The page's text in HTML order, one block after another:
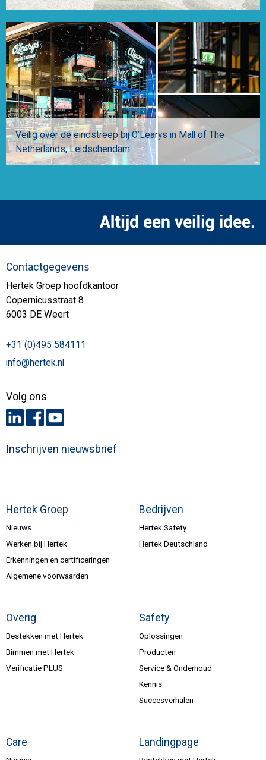
Veilig over de eindstreep bij O’Learys in Mall of The
Netherlands Leidschendam
Hertek Groep
Nieuws
Werken bij Hertek
Erkenningen en certificeringen
Algemene voorwaarden
Bedrijven
Hertek Safety
Hertek Deutschland
Overig
Bestekken met Hertek
Bimmen met Hertek
Verificatie PLUS
Safety
Oplossingen
Producten
Service & Onderhoud
Kennis
Succesverhalen
Care Landingpage
Contactgegevens
Hertek Groep hoofdkantoor
Copernicusstraat 8
6003 DE Weert
+31 (0)495 584111
info@hertek.nl
Volg ons
Inschrijven nieuwsbrief